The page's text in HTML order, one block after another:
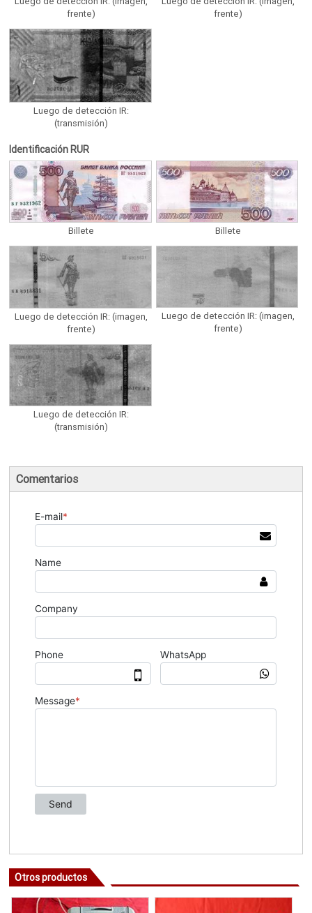
frente)
frente)
Luego de detección IR:
(transmisión)
Identificación RUR
Billete Billete
Luego de detección IR: (imagen,
frente)
Luego de detección IR: (imagen,
frente)
Luego de detección IR:
(transmisión)
Comentarios
Otros productos